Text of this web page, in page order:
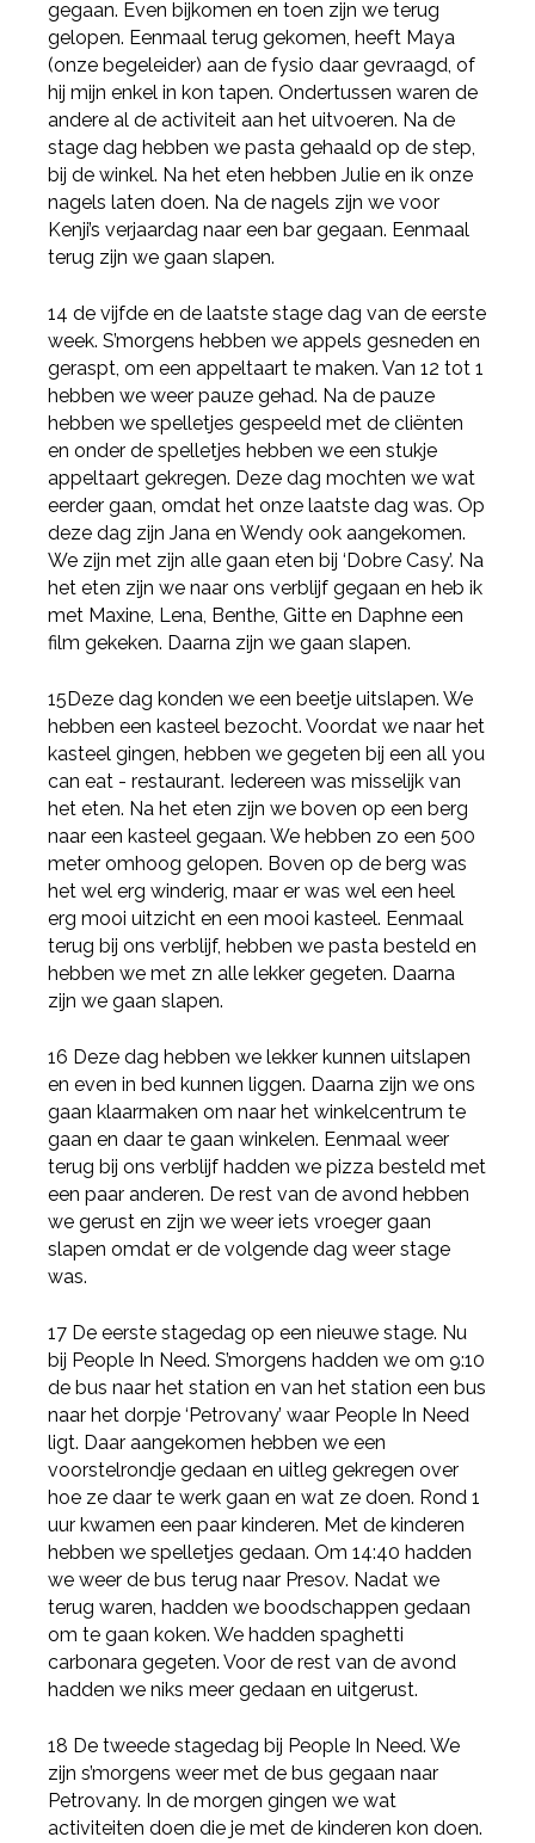
gegaan. Even bijkomen en toen zijn we terug
gelopen. Eenmaal terug gekomen, heeft Maya
(onze begeleider) aan de fysio daar gevraagd, of
hij mijn enkel in kon tapen. Ondertussen waren de
andere al de activiteit aan het uitvoeren. Na de
stage dag hebben we pasta gehaald op de step,
bij de winkel. Na het eten hebben Julie en ik onze
nagels laten doen. Na de nagels zijn we voor
Kenji’s verjaardag naar een bar gegaan. Eenmaal
terug zijn we gaan slapen.
14 de vijfde en de laatste stage dag van de eerste
week. S’morgens hebben we appels gesneden en
geraspt, om een appeltaart te maken. Van 12 tot 1
hebben we weer pauze gehad. Na de pauze
hebben we spelletjes gespeeld met de cliënten
en onder de spelletjes hebben we een stukje
appeltaart gekregen. Deze dag mochten we wat
eerder gaan, omdat het onze laatste dag was. Op
deze dag zijn Jana en Wendy ook aangekomen.
We zijn met zijn alle gaan eten bij ‘Dobre Casy’. Na
het eten zijn we naar ons verblijf gegaan en heb ik
met Maxine, Lena, Benthe, Gitte en Daphne een
film gekeken. Daarna zijn we gaan slapen.
15Deze dag konden we een beetje uitslapen. We
hebben een kasteel bezocht. Voordat we naar het
kasteel gingen, hebben we gegeten bij een all you
can eat - restaurant. Iedereen was misselijk van
het eten. Na het eten zijn we boven op een berg
naar een kasteel gegaan. We hebben zo een 500
meter omhoog gelopen. Boven op de berg was
het wel erg winderig, maar er was wel een heel
erg mooi uitzicht en een mooi kasteel. Eenmaal
terug bij ons verblijf, hebben we pasta besteld en
hebben we met zn alle lekker gegeten. Daarna
zijn we gaan slapen.
16 Deze dag hebben we lekker kunnen uitslapen
en even in bed kunnen liggen. Daarna zijn we ons
gaan klaarmaken om naar het winkelcentrum te
gaan en daar te gaan winkelen. Eenmaal weer
terug bij ons verblijf hadden we pizza besteld met
een paar anderen. De rest van de avond hebben
we gerust en zijn we weer iets vroeger gaan
slapen omdat er de volgende dag weer stage
was.
17 De eerste stagedag op een nieuwe stage. Nu
bij People In Need. S’morgens hadden we om 9:10
de bus naar het station en van het station een bus
naar het dorpje ‘Petrovany’ waar People In Need
ligt. Daar aangekomen hebben we een
voorstelrondje gedaan en uitleg gekregen over
hoe ze daar te werk gaan en wat ze doen. Rond 1
uur kwamen een paar kinderen. Met de kinderen
hebben we spelletjes gedaan. Om 14:40 hadden
we weer de bus terug naar Presov. Nadat we
terug waren, hadden we boodschappen gedaan
om te gaan koken. We hadden spaghetti
carbonara gegeten. Voor de rest van de avond
hadden we niks meer gedaan en uitgerust.
18 De tweede stagedag bij People In Need. We
zijn s’morgens weer met de bus gegaan naar
Petrovany. In de morgen gingen we wat
activiteiten doen die je met de kinderen kon doen.
Deel via Facebook
Deel via Twitter
Deel via LinkedIn